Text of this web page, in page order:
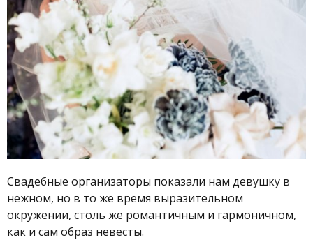
Свадебные организаторы показали нам девушку в
нежном, но в то же время выразительном
окружении, столь же романтичным и гармоничном,
как и сам образ невесты.